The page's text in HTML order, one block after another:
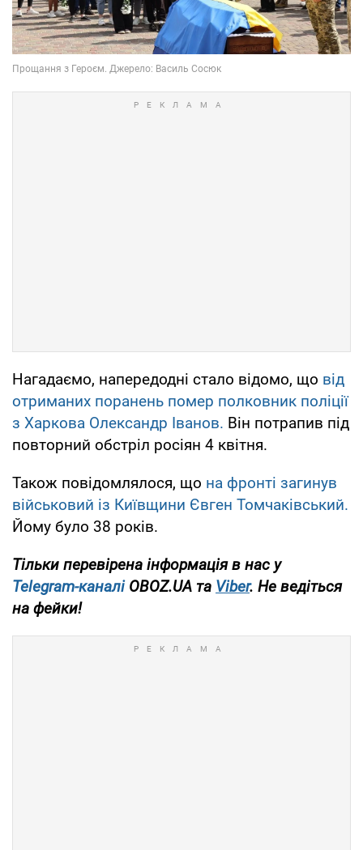
Нагадаємо, напередодні стало відомо, що від
отриманих поранень помер полковник поліції
з Харкова Олександр Іванов. Він потрапив під
повторний обстріл росіян 4 квітня.
Також повідомлялося, що на фронті загинув
військовий із Київщини Євген Томчаківський.
Йому було 38 років.
Тільки перевірена інформація в нас у
Telegram-каналіOBOZ.UA та Viber. Не ведіться
на фейки!